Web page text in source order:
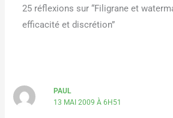
25 réflexions sur “Filigrane et
efficacité et discrétion”
PAUL
13 MAI 2009 À 6H51